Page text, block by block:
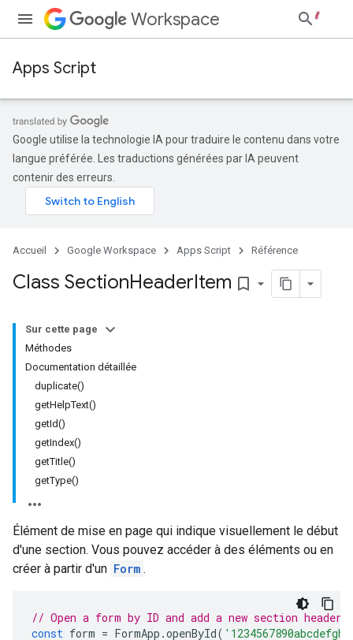
Workspace
Apps Script
Google utilise la technologie IA pour traduire le contenu dans votre
langue préférée. Les traductions générées par IA peuvent
contenir des erreurs.
Accueil Google Workspace Apps Script Référence
Class SectionHeaderItem bookmark_border
Sur cette page
Méthodes
Documentation détaillée
duplicate()
getHelpText()
getId()
getIndex()
getTitle()
getType()
Élément de mise en page qui indique visuellement le début
d'une section. Vous pouvez accéder à des éléments ou en
créer à partir d'un Form .
// Open a form by ID and add a new section header.
const form = FormApp .openById(